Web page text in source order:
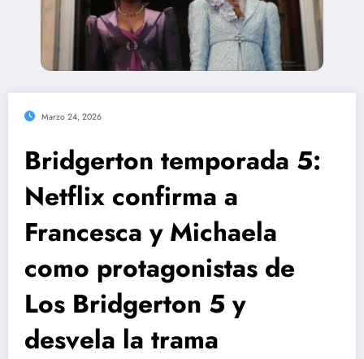
Marzo 24, 2026
Bridgerton temporada 5:
Netflix confirma a
Francesca y Michaela
como protagonistas de
Los Bridgerton 5 y
desvela la trama